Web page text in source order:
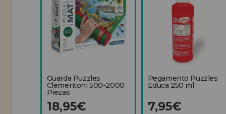
Guarda Puzzles
Clementoni 500-2000
Piezas
18,95€
Pegamento Puzzles
Educa 250 ml
7,95€